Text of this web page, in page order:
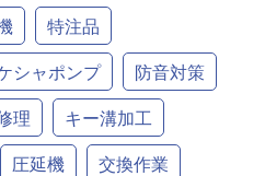
特注品
シャポンプ
防音対策
理
キー溝加工
圧延機
交換作業